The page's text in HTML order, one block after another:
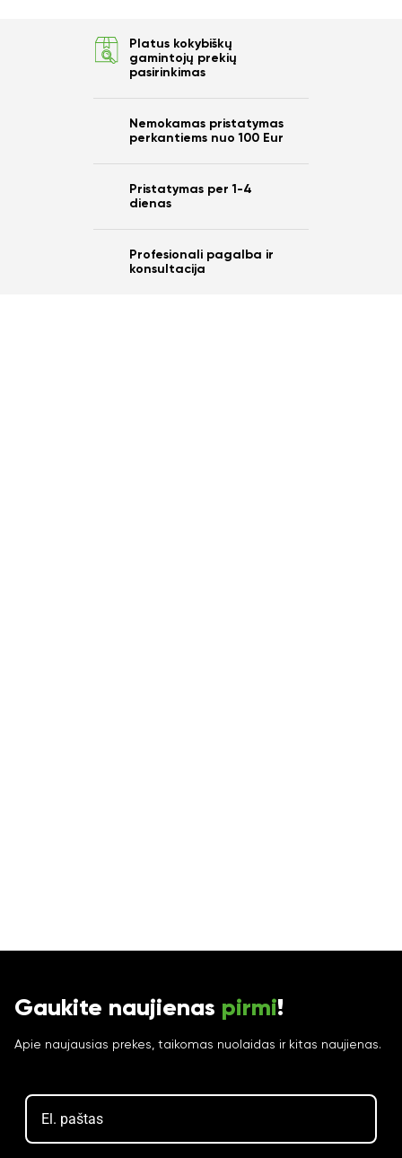
Platus kokybiškų
gamintojų prekių
pasirinkimas
Nemokamas pristatymas
perkantiems nuo 100 Eur
Pristatymas per 1-4
dienas
Profesionali pagalba ir
konsultacija
Gaukite naujienas pirmi!
Apie naujausias prekes, taikomas nuolaidas ir kitas naujienas.
Ar norite sutaupyti
10%
nuo savo užsakymo?
Taip